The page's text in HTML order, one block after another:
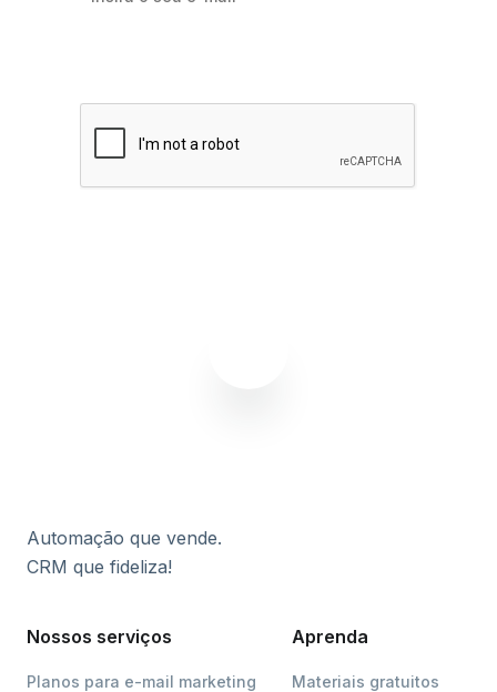
Automação que vende.
CRM que fideliza!
Nossos serviços
Planos para e-mail marketing
Aprenda
Materiais gratuitos